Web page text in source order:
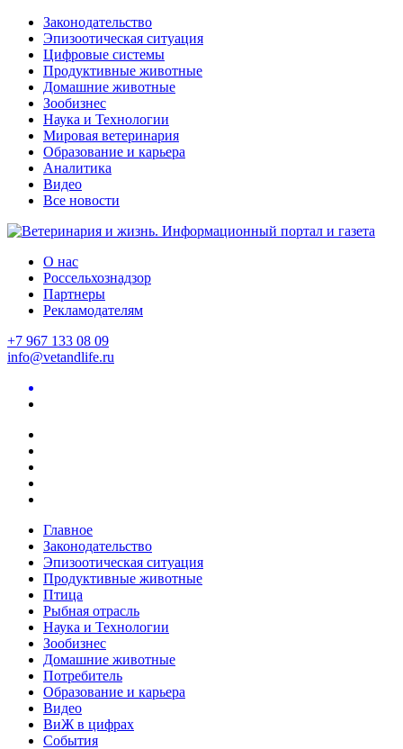
Законодательство
Эпизоотическая ситуация
Цифровые системы
Продуктивные животные
Домашние животные
Зообизнес
Наука и Технологии
Мировая ветеринария
Образование и карьера
Аналитика
Видео
Все новости
О нас
Россельхознадзор
Партнеры
Рекламодателям
+7 967 133 08 09
info@vetandlife.ru
Главное
Законодательство
Эпизоотическая ситуация
Продуктивные животные
Птица
Рыбная отрасль
Наука и Технологии
Зообизнес
Домашние животные
Потребитель
Образование и карьера
Видео
ВиЖ в цифрах
События